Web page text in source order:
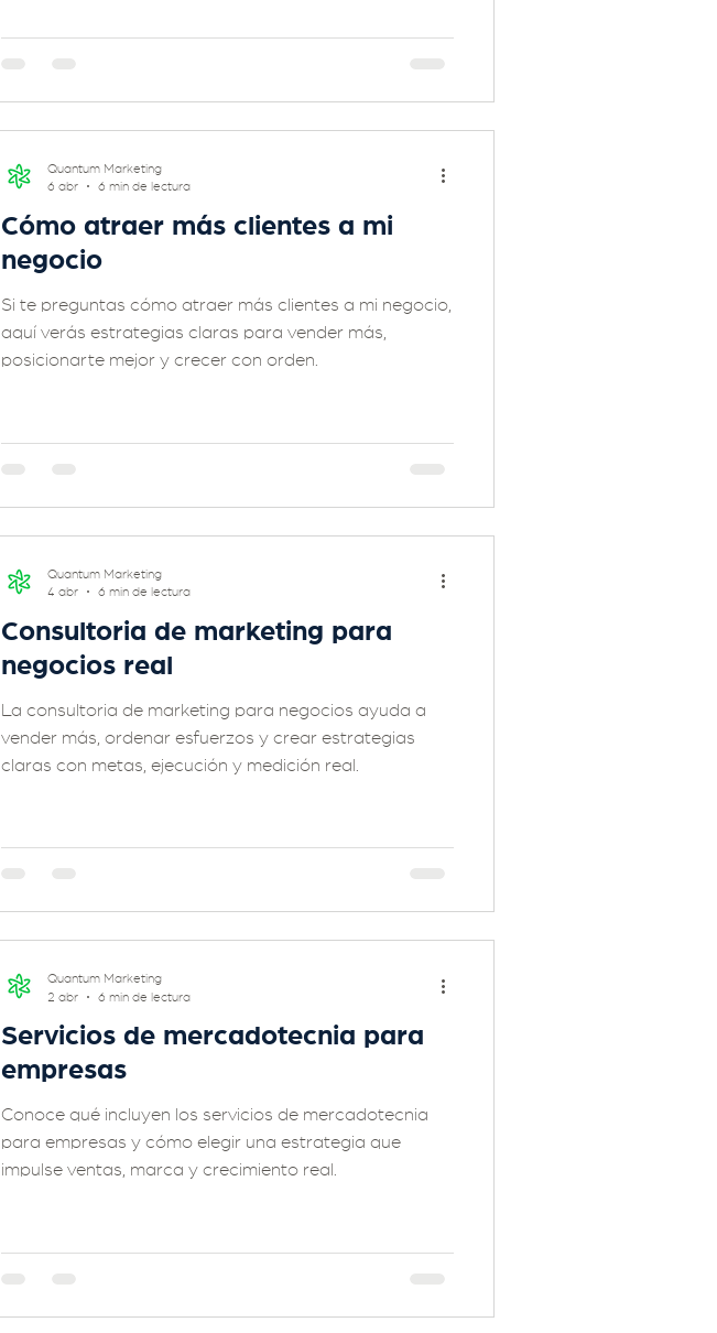
Cómo atraer más clientes a mi
negocio
Si te preguntas cómo atraer más clientes a mi negocio,
aquí verás estrategias claras para vender más,
posicionarte mejor y crecer con orden.
Quantum Marketing
6 abr
6 min de lectura
Consultoria de marketing para
negocios real
La consultoria de marketing para negocios ayuda a
vender más, ordenar esfuerzos y crear estrategias
claras con metas, ejecución y medición real.
Quantum Marketing
4 abr
6 min de lectura
Servicios de mercadotecnia para
empresas
Conoce qué incluyen los servicios de mercadotecnia
para empresas y cómo elegir una estrategia que
impulse ventas, marca y crecimiento real.
Quantum Marketing
2 abr
6 min de lectura